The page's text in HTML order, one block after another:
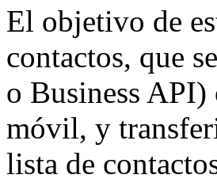
El objetivo de
contactos, que
o Business API)
móvil, y
lista de